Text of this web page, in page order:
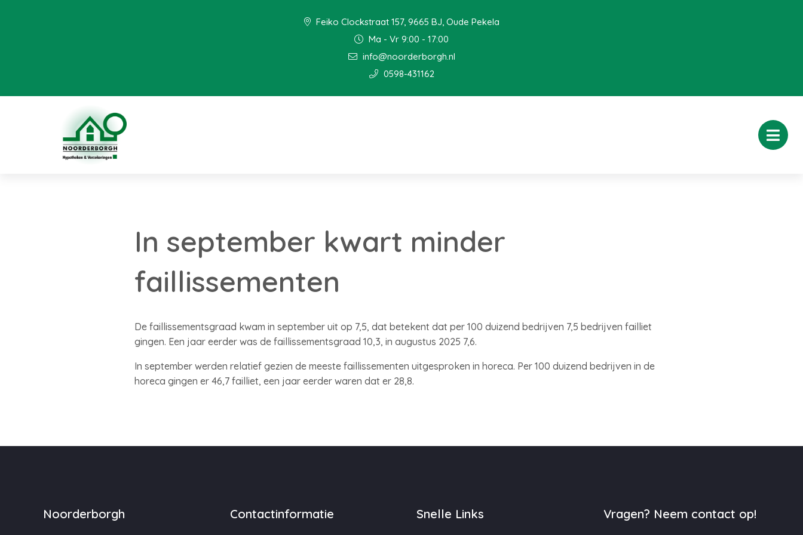
Feiko Clockstraat 157, 9665 BJ, Oude Pekela
Ma - Vr 9:00 - 17:00
info@noorderborgh.nl
0598-431162
In september kwart minder
faillissementen
De faillissementsgraad kwam in september uit op 7,5, dat betekent dat per 100 duizend bedrijven 7,5 bedrijven failliet
gingen. Een jaar eerder was de faillissementsgraad 10,3, in augustus 2025 7,6.
In september werden relatief gezien de meeste faillissementen uitgesproken in horeca. Per 100 duizend bedrijven in de
horeca gingen er 46,7 failliet, een jaar eerder waren dat er 28,8.
Noorderborgh Contactinformatie Snelle Links Vragen? Neem contact op!